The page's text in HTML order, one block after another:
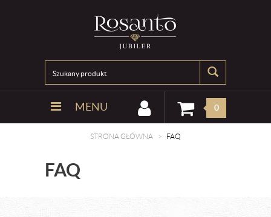
MENU 0
STRONA GŁÓWNA FAQ
FAQ